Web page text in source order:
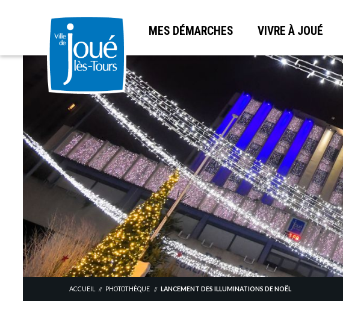
Aller
MES DÉMARCHES VIVRE À JOUÉ
ACCUEIL // PHOTOTHÈQUE // LANCEMENT DES ILLUMINATIONS DE NOËL